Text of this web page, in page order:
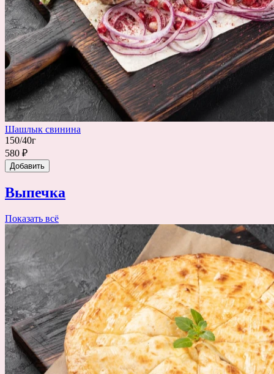
Шашлык свинина
150/40г
580 ₽
Добавить
Выпечка
Показать всё